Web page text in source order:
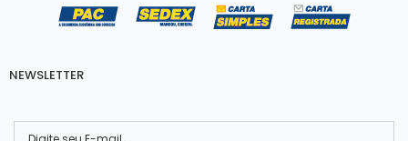
NEWSLETTER